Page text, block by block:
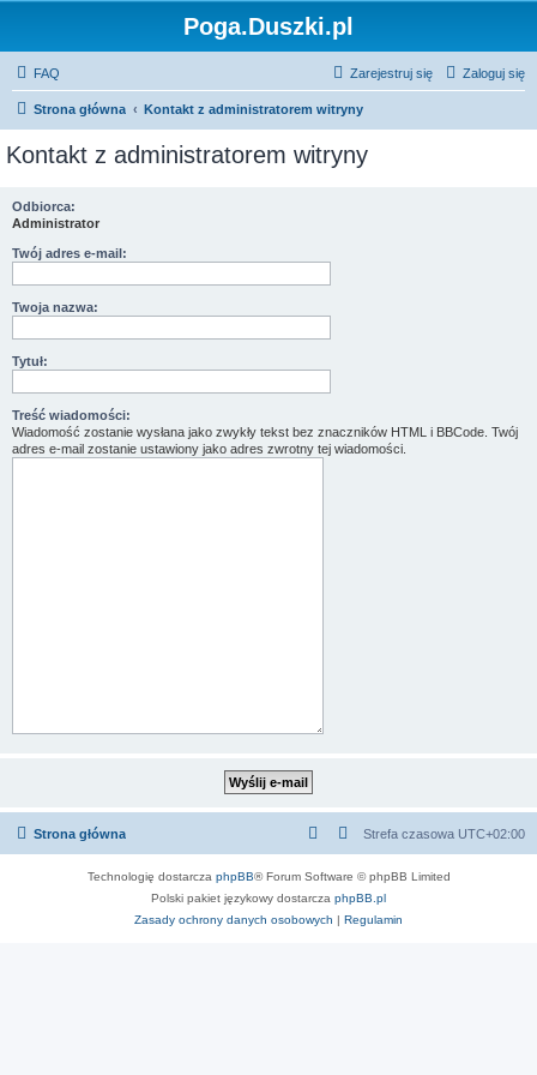
Poga.Duszki.pl
FAQ Zaloguj się
Zarejestruj się
Strona główna Kontakt z administratorem witryny
Kontakt z administratorem witryny
Odbiorca:
Administrator
Twój adres e-mail:
Twoja nazwa:
Tytuł:
Treść wiadomości:
Wiadomość zostanie wysłana jako zwykły tekst bez znaczników HTML i BBCode. Twój
adres e-mail zostanie ustawiony jako adres zwrotny tej wiadomości.
Strona główna Strefa czasowa UTC+02:00
Technologię dostarcza phpBB® Forum Software © phpBB Limited
Polski pakiet językowy dostarcza phpBB.pl
Zasady ochrony danych osobowych | Regulamin